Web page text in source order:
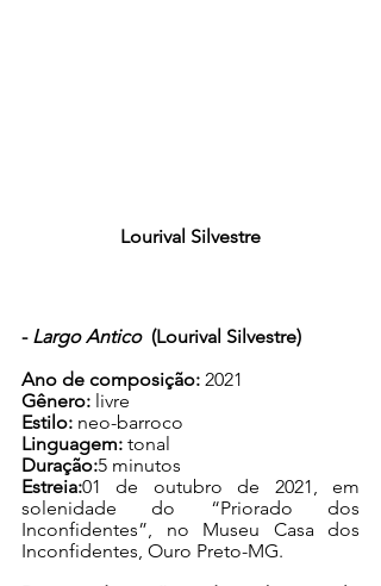
Lourival Silvestre
- Largo Antico (Lourival Silvestre)
Ano de composição: 2021
Gênero: livre
Estilo: neo-barroco
Linguagem: tonal
Duração:5 minutos
Estreia:01 de outubro de 2021, em
solenidade do “Priorado dos
Inconfidentes”, no Museu Casa dos
Inconfidentes, Ouro Preto-MG.